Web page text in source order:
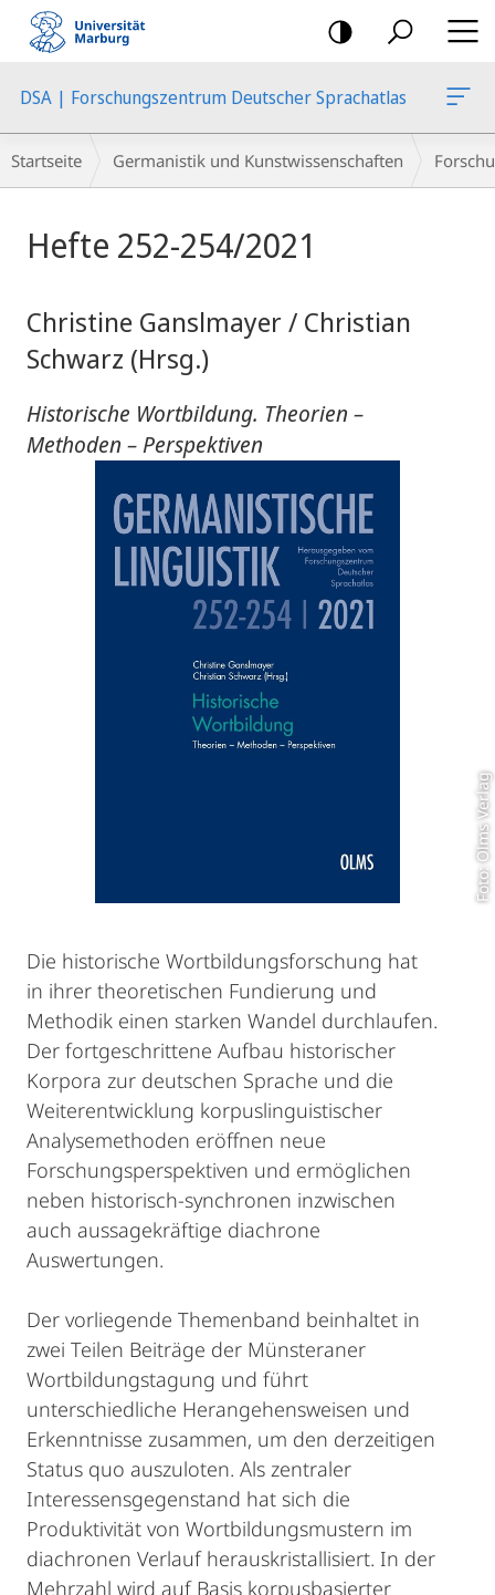
Mobile-
Navigation
DSA | Forschungszentrum Deutscher Sprachatlas
Breadcrumb-
Navigation
Startseite Germanistik und Kunstwissenschaften
Hefte 252-254/2021
Christine Ganslmayer / Christian
Schwarz (Hrsg.)
Historische Wortbildung. Theorien –
Methoden – Perspektiven
Foto: Olms Verlag
Die historische Wortbildungsforschung hat
in ihrer theoretischen Fundierung und
Methodik einen starken Wandel durchlaufen.
Der fortgeschrittene Aufbau historischer
Korpora zur deutschen Sprache und die
Weiterentwicklung korpuslinguistischer
Analysemethoden eröffnen neue
Forschungsperspektiven und ermöglichen
neben historisch-synchronen inzwischen
auch aussagekräftige diachrone
Auswertungen.
Der vorliegende Themenband beinhaltet in
zwei Teilen Beiträge der Münsteraner
Wortbildungstagung und führt
unterschiedliche Herangehensweisen und
Erkenntnisse zusammen, um den derzeitigen
Status quo auszuloten. Als zentraler
Interessensgegenstand hat sich die
Produktivität von Wortbildungsmustern im
diachronen Verlauf herauskristallisiert. In der
Mehrzahl wird auf Basis korpusbasierter